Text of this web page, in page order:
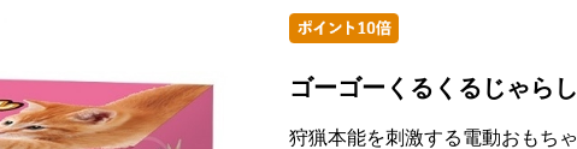
ゴーゴーくるくるじゃらし
狩猟本能を刺激する電動おもちゃ